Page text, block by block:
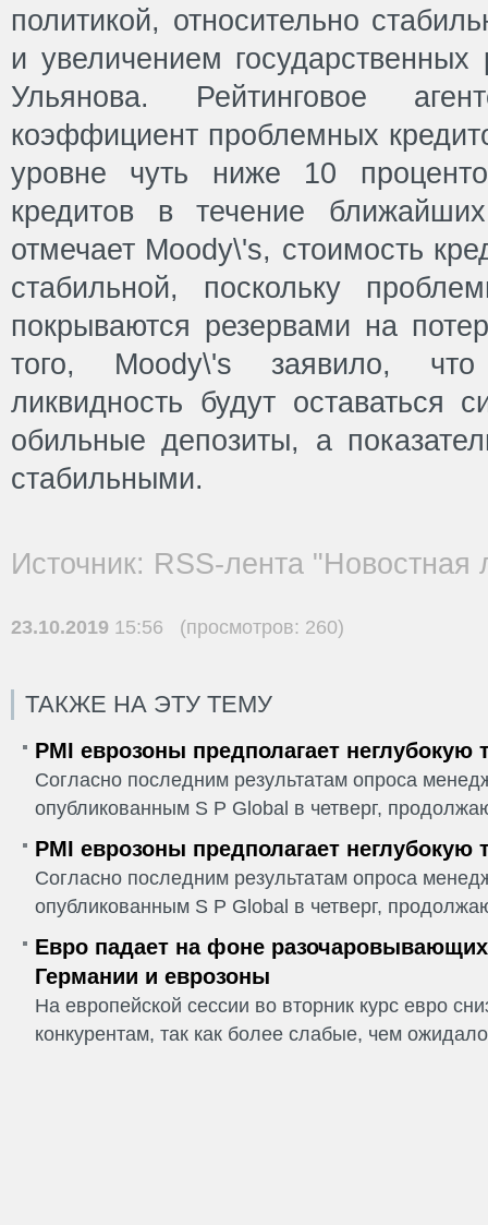
политикой, относительно
и увеличением
Ульянова. Рейтинговое
коэффициент проблемных
уровне чуть ниже 10
кредитов в течение
отмечает Moody\'s, стоимость
стабильной, поскольку
покрываются резервами на
того, Moody\'s заявило,
ликвидность будут оставаться
обильные депозиты, а
стабильными.
Источник: RSS-лента "Новостная
23.10.2019 15:56 (просмотров: 260)
ТАКЖЕ НА ЭТУ ТЕМУ
PMI еврозоны предполагает неглубокую
Согласно последним результатам опроса
опубликованным S P Global в четверг,
PMI еврозоны предполагает неглубокую
Согласно последним результатам опроса
опубликованным S P Global в четверг,
Евро падает на фоне
Германии и еврозоны
На европейской сессии во вторник курс евро
конкурентам, так как более слабые, чем